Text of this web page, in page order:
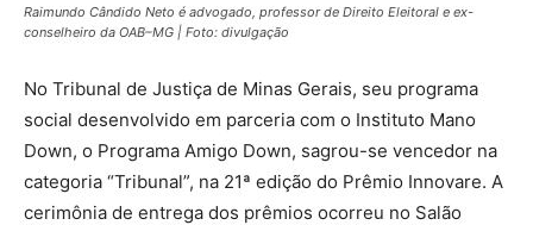
Raimundo Cândido Neto é advogado, professor de Direito Eleitoral e ex-
conselheiro da OAB–MG | Foto: divulgação
No Tribunal de Justiça de Minas Gerais, seu programa
social desenvolvido em parceria com o Instituto Mano
Down, o Programa Amigo Down, sagrou-se vencedor na
categoria “Tribunal”, na 21ª edição do Prêmio Innovare. A
cerimônia de entrega dos prêmios ocorreu no Salão